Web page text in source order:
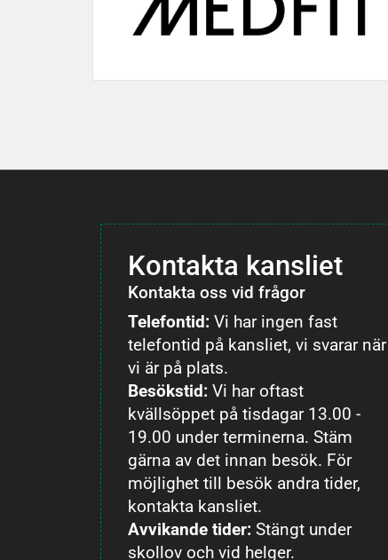
Kontakta kansliet
Kontakta oss vid frågor
Telefontid: Vi har ingen fast
telefontid på kansliet, vi svarar när
vi är på plats.
Besökstid: Vi har oftast
kvällsöppet på tisdagar 13.00 -
19.00 under terminerna. Stäm
gärna av det innan besök. För
möjlighet till besök andra tider,
kontakta kansliet.
Avvikande tider: Stängt under
skollov och vid helger.